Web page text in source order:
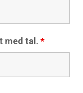
med tal.*